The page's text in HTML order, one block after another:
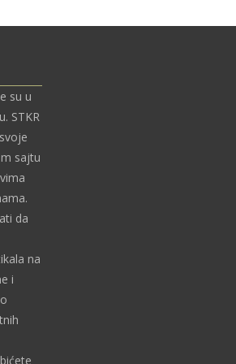
su u
STKR
sajtu
da
na
i